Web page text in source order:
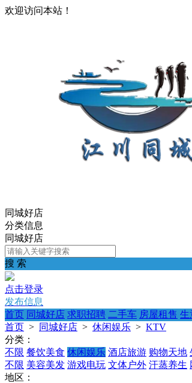
欢迎访问本站！
同城好店
分类信息
同城好店
搜 索
点击登录
发布信息
首页 同城好店 求职招聘 二手车 房屋租售 生
首页 > 同城好店 > 休闲娱乐 > KTV
分类：
不限 餐饮美食 休闲娱乐 酒店旅游 购物天地
不限 美容美发 游戏电玩 文体户外 汗蒸养生
地区：